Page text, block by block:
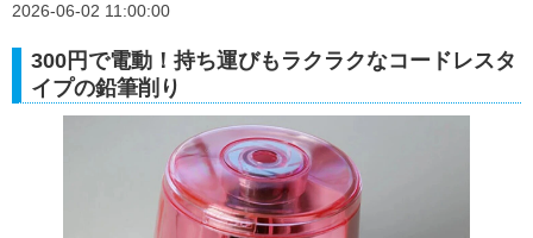
2026-06-02 11:00:00
300円で電動！持ち運びもラクラクなコードレスタ
イプの鉛筆削り